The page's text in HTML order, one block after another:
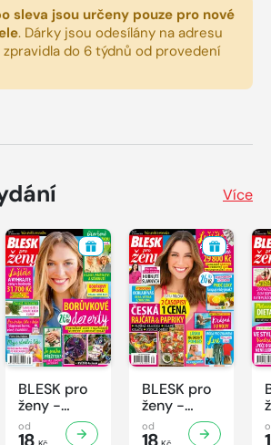
sleva jsou určeny pouze pro nové
. Dárky jsou odesílány na adresu
do 6 týdnů od provedení
Více
BLESK pro
ženy -
31/2026
od
18
BLESK pro
ženy -
30/2026
od
18